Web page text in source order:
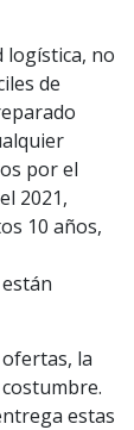
logística, no
de
por el
2021,
10 años,
la
estas